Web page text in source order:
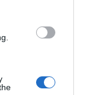
2026:
Στίβου